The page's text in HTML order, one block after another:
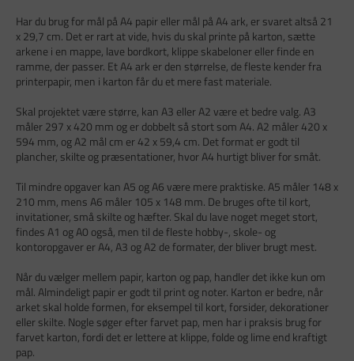
Har du brug for mål på A4 papir eller mål på A4 ark, er svaret altså 21
x 29,7 cm. Det er rart at vide, hvis du skal printe på karton, sætte
arkene i en mappe, lave bordkort, klippe skabeloner eller finde en
ramme, der passer. Et A4 ark er den størrelse, de fleste kender fra
printerpapir, men i karton får du et mere fast materiale.
Skal projektet være større, kan A3 eller A2 være et bedre valg. A3
måler 297 x 420 mm og er dobbelt så stort som A4. A2 måler 420 x
594 mm, og A2 mål cm er 42 x 59,4 cm. Det format er godt til
plancher, skilte og præsentationer, hvor A4 hurtigt bliver for småt.
Til mindre opgaver kan A5 og A6 være mere praktiske. A5 måler 148 x
210 mm, mens A6 måler 105 x 148 mm. De bruges ofte til kort,
invitationer, små skilte og hæfter. Skal du lave noget meget stort,
findes A1 og A0 også, men til de fleste hobby-, skole- og
kontoropgaver er A4, A3 og A2 de formater, der bliver brugt mest.
Når du vælger mellem papir, karton og pap, handler det ikke kun om
mål. Almindeligt papir er godt til print og noter. Karton er bedre, når
arket skal holde formen, for eksempel til kort, forsider, dekorationer
eller skilte. Nogle søger efter farvet pap, men har i praksis brug for
farvet karton, fordi det er lettere at klippe, folde og lime end kraftigt
pap.